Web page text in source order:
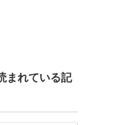
まれている記